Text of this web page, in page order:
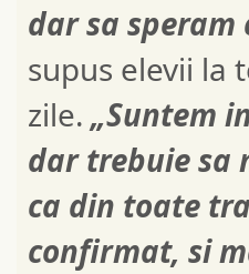
dar sa speram
supus elevii la
zile. „Suntem
dar trebuie sa
ca din toate
confirmat, si